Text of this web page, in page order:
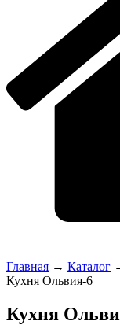
Главная → Каталог
Кухня Ольвия-6
Кухня